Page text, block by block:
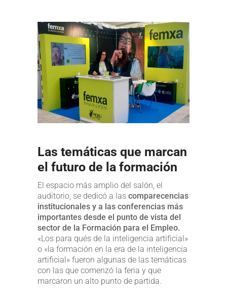
Las temáticas que marcan
el futuro de la formación
El espacio más amplio del salón, el
auditorio, se dedicó a las comparecencias
institucionales y a las conferencias más
importantes desde el punto de vista del
sector de la Formación para el Empleo.
«Los para qués de la inteligencia artificial»
o «la formación en la era de la inteligencia
artificial» fueron algunas de las temáticas
con las que comenzó la feria y que
marcaron un alto punto de partida.